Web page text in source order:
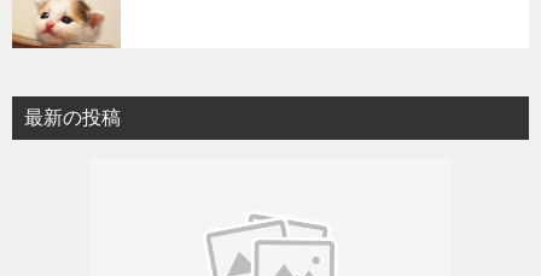
最新の投稿